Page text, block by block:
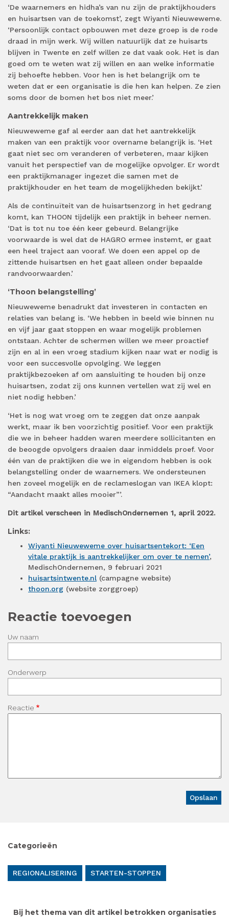
‘De waarnemers en hidha’s van nu zijn de praktijkhouders
en huisartsen van de toekomst’, zegt Wiyanti Nieuweweme.
‘Persoonlijk contact opbouwen met deze groep is de rode
draad in mijn werk. Wij willen natuurlijk dat ze huisarts
blijven in Twente en zelf willen ze dat vaak ook. Het is dan
goed om te weten wat zij willen en aan welke informatie
zij behoefte hebben. Voor hen is het belangrijk om te
weten dat er een organisatie is die hen kan helpen. Ze zien
soms door de bomen het bos niet meer.’
Aantrekkelijk maken
Nieuweweme gaf al eerder aan dat het aantrekkelijk
maken van een praktijk voor overname belangrijk is. ‘Het
gaat niet sec om veranderen of verbeteren, maar kijken
vanuit het perspectief van de mogelijke opvolger. Er wordt
een praktijkmanager ingezet die samen met de
praktijkhouder en het team de mogelijkheden bekijkt.’
Als de continuïteit van de huisartsenzorg in het gedrang
komt, kan THOON tijdelijk een praktijk in beheer nemen.
‘Dat is tot nu toe één keer gebeurd. Belangrijke
voorwaarde is wel dat de HAGRO ermee instemt, er gaat
een heel traject aan vooraf. We doen een appel op de
zittende huisartsen en het gaat alleen onder bepaalde
randvoorwaarden.’
‘Thoon belangstelling’
Nieuweweme benadrukt dat investeren in contacten en
relaties van belang is. ‘We hebben in beeld wie binnen nu
en vijf jaar gaat stoppen en waar mogelijk problemen
ontstaan. Achter de schermen willen we meer proactief
zijn en al in een vroeg stadium kijken naar wat er nodig is
voor een succesvolle opvolging. We leggen
praktijkbezoeken af om aansluiting te houden bij onze
huisartsen, zodat zij ons kunnen vertellen wat zij wel en
niet nodig hebben.’
‘Het is nog wat vroeg om te zeggen dat onze aanpak
werkt, maar ik ben voorzichtig positief. Voor een praktijk
die we in beheer hadden waren meerdere sollicitanten en
de beoogde opvolgers draaien daar inmiddels proef. Voor
één van de praktijken die we in eigendom hebben is ook
belangstelling onder de waarnemers. We ondersteunen
hen zoveel mogelijk en de reclameslogan van IKEA klopt:
“Aandacht maakt alles mooier”’.
Dit artikel verscheen in MedischOndernemen 1, april 2022.
Links:
Wiyanti Nieuweweme over huisartsentekort: ‘Een
vitale praktijk is aantrekkelijker om over te nemen’,
MedischOndernemen, 9 februari 2021
huisartsintwente.nl (campagne website)
thoon.org (website zorggroep)
Reactie toevoegen
Uw naam
Onderwerp
Reactie
Categorieën
REGIONALISERING STARTEN-STOPPEN
Bij het thema van dit artikel betrokken organisaties